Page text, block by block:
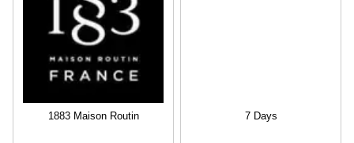
1883 Maison Routin 7 Days